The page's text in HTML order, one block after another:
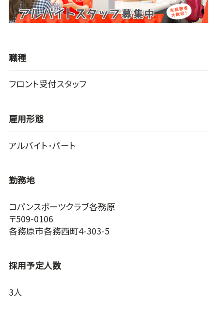
職種
フロント受付スタッフ
雇用形態
アルバイト･パート
勤務地
コパンスポーツクラブ各務原
〒509-0106
各務原市各務西町4-303-5
採用予定人数
3人